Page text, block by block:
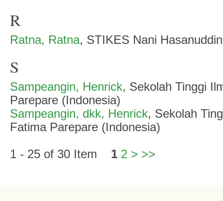
R
Ratna, Ratna, STIKES Nani
S
Sampeangin, Henrick, Sekolah Tinggi
Parepare (Indonesia)
Sampeangin, dkk, Henrick, Sekolah
Fatima Parepare (Indonesia)
1 - 25 of 30 Item 1 2 > >>